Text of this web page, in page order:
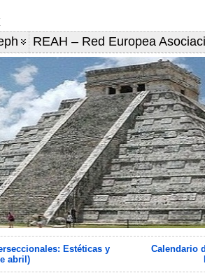
REAH – Red Europea
Estéticas y
abril)
Calendario